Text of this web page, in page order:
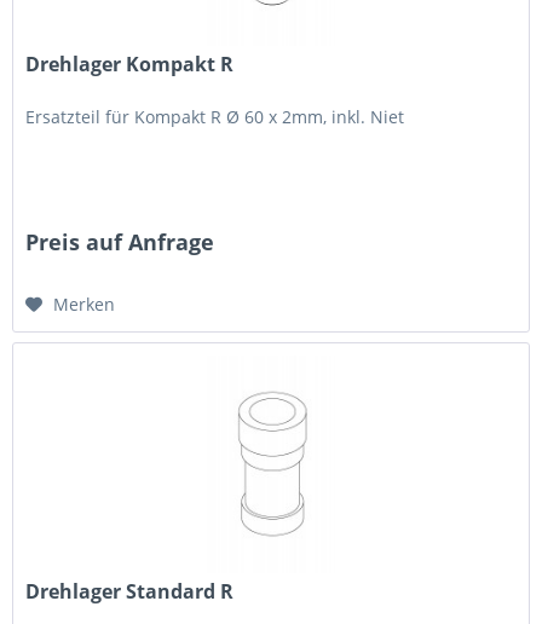
Drehlager Kompakt R
Ersatzteil für Kompakt R Ø 60 x 2mm, inkl. Niet
Preis auf Anfrage
Merken
Drehlager Standard R